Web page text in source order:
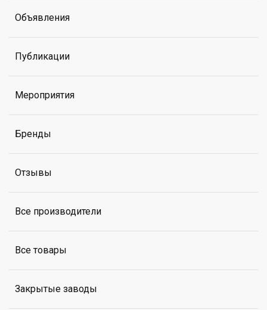
Объявления
Публикации
Мероприятия
Бренды
Отзывы
Все производители
Все товары
Закрытые заводы